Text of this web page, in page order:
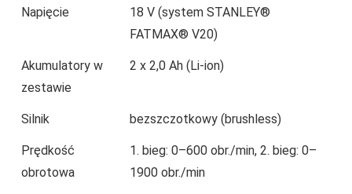
Napięcie
18 V (system STANLEY®
FATMAX® V20)
Akumulatory w
zestawie
2 x 2,0 Ah (Li-ion)
Silnik bezszczotkowy (brushless)
Prędkość
obrotowa
1. bieg: 0–600 obr./min, 2. bieg: 0–
1900 obr./min